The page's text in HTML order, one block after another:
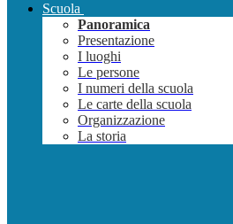
Scuola
Panoramica
Presentazione
I luoghi
Le persone
I numeri della scuola
Le carte della scuola
Organizzazione
La storia